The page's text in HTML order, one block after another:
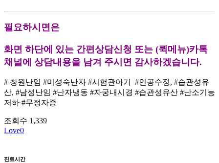
필요하시면은
화면 하단에 있는 간편상담신청 또는 (퀵메뉴)카톡
채널에 상담내용을 남겨 주시면 감사하겠습니다.
# 창원난임 #미성숙난자 #시험관아기 #인공수정, #습관성유
산, #남성난임 #난자냉동 #자궁내시경 #습관성유산 #난소기능
저하 #무정자증
조회수 1,339
Love0
진료시간